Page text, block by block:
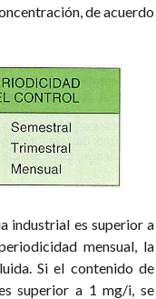
de acuerdo
industrial es superior a
mensual, la
Si el contenido de
superior a 1 mg/i, se